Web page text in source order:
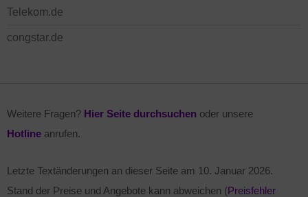
Telekom.de
congstar.de
Weitere Fragen? Hier Seite durchsuchen oder unsere
Hotline anrufen.
Letzte Textänderungen an dieser Seite am 10. Januar 2026.
Stand der Preise und Angebote kann abweichen (Preisfehler